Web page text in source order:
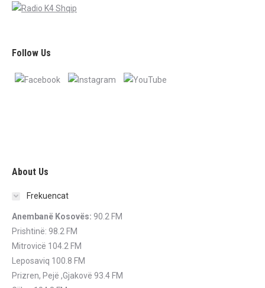
Follow Us
About Us
Frekuencat
Anembanë Kosovës: 90.2 FM
Prishtinë: 98.2 FM
Mitrovicë 104.2 FM
Leposaviq 100.8 FM
Prizren, Pejë ,Gjakovë 93.4 FM